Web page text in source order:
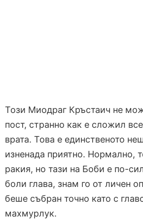
Този Миодраг Кръстаич не
пост, странно как е сложил
врата. Това е единственото
изненада приятно. Нормално,
ракия, но тази на Боби е по-
боли глава, знам го от личен
беше събран точно като с
махмурлук.